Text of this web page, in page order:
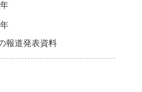
報道発表資料